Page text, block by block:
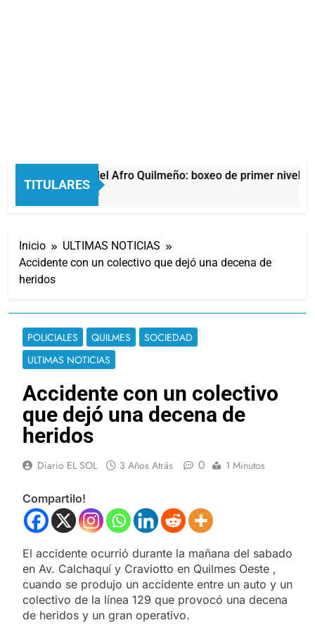
TITULARES
La noche del Afro Quilmeño: boxeo de primer nivel
14 Horas Atrás
Inicio
ULTIMAS NOTICIAS
Accidente con un colectivo que dejó una decena de
heridos
POLICIALES QUILMES
SOCIEDAD
ULTIMAS NOTICIAS
Accidente con un colectivo
que dejó una decena de
heridos
Diario EL SOL 3 Años Atrás 0 1 Minutos
Compartilo!
El accidente ocurrió durante la mañana del sabado
en Av. Calchaquí y Craviotto en Quilmes Oeste ,
cuando se produjo un accidente entre un auto y un
colectivo de la línea 129 que provocó una decena
de heridos y un gran operativo.